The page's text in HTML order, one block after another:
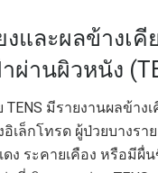
งและผลข้างเ
ผ่านผิวหนัง
TENS มีรายงานผลข้า
เล็กโทรด ผู้ป่วยบางร
ง ระคายเคือง หรือมีผื่